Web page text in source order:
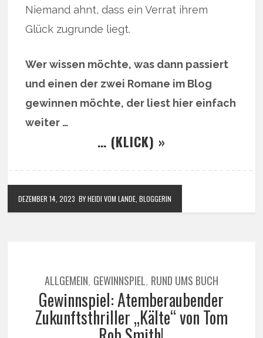
Niemand ahnt, dass ein Verrat ihrem
Glück zugrunde liegt.
Wer wissen möchte, was dann passiert
und einen der zwei Romane im Blog
gewinnen möchte, der liest hier einfach
weiter …
… (KLICK) »
DEZEMBER 14, 2023 BY HEIDI VOM LANDE, BLOGGERIN
ALLGEMEIN, GEWINNSPIEL, RUND UMS BUCH
Gewinnspiel: Atemberaubender
Zukunftsthriller „Kälte“ von Tom